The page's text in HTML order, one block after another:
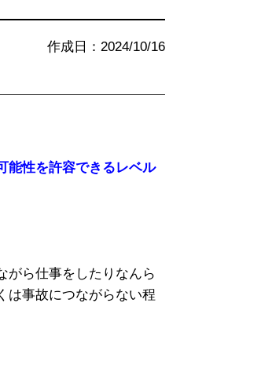
作成日：2024/10/16
能性を許容できるレベル
がら仕事をしたりなんら
は事故につながらない程